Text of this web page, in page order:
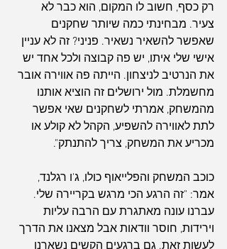
רק כסף, חשוב לו המקום, הוא כבר לא
צעיר. מבחינתי כמה שיותר שחקנים
שאפשר להשאיר נשאיר. פניני? זה לא עניין
אישי שלי איתו, יש פה קבוצה ולכל אחד יש
את הנרטיב לניצחון. הייתה פה אווירה אובר
מחשמלת. מול ירושלים זה הוציא אותנו
מהמשחק, אמרתי לשחקנים שאי אפשר
לתת לאווירה להשפיע, הקהל לא קולע או
מכריע את המשחק, צריך להתנתק".
כוכב המשחק והפלייאוף כולו, ג'ו רגלנד,
אמר: "זה הרגע הכי מרגש בקריירה שלי.
עברנו עונה מאתגרת עם הרבה עליות
וירידות, חוסר וודאות אבל מצאנו את הדרך
לעשות זאת. גם ברגעים הקשים נשארנו